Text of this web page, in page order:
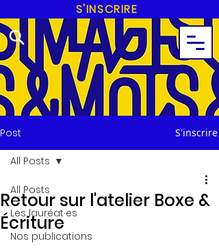
S'INSCRIRE
Post S'inscrire
All Posts
Les lauréat·es
Nos publications
All Posts
Retour sur l'atelier Boxe &
Écriture